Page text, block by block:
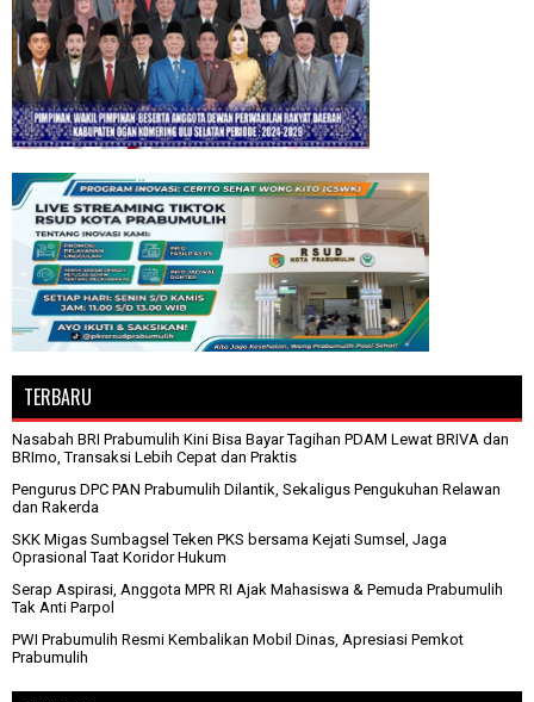
TERBARU
Nasabah BRI Prabumulih Kini Bisa Bayar Tagihan PDAM Lewat BRIVA dan
BRImo, Transaksi Lebih Cepat dan Praktis
Pengurus DPC PAN Prabumulih Dilantik, Sekaligus Pengukuhan Relawan
dan Rakerda
SKK Migas Sumbagsel Teken PKS bersama Kejati Sumsel, Jaga
Oprasional Taat Koridor Hukum
Serap Aspirasi, Anggota MPR RI Ajak Mahasiswa & Pemuda Prabumulih
Tak Anti Parpol
PWI Prabumulih Resmi Kembalikan Mobil Dinas, Apresiasi Pemkot
Prabumulih